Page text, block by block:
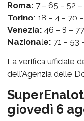
Roma: 7 – 65 – 52
Torino: 18 – 4 – 70
Venezia: 46 – 8 –
Nazionale: 71 – 53
La verifica ufficiale
dell'Agenzia delle
giovedì 6